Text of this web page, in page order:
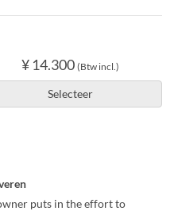
¥ 14.300 (Btw incl.)
Selecteer
puts in the effort to